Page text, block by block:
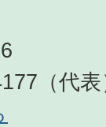
（代表